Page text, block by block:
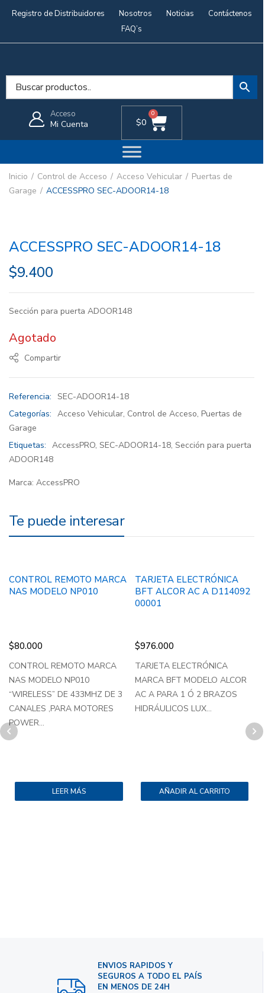
Registro de Distribuidores Nosotros Noticias
Contáctenos
FAQ’s
Acceso
Mi Cuenta $0
0
Inicio Control de Acceso Acceso Vehicular
Puertas de
Garage
ACCESSPRO SEC-ADOOR14-18
ACCESSPRO SEC-ADOOR14-18
$9.400
Sección para puerta ADOOR148
Agotado
Compartir
Referencia: SEC-ADOOR14-18
Categorías: Acceso Vehicular, Control de Acceso, Puertas de
Garage
Etiquetas: AccessPRO, SEC-ADOOR14-18, Sección para puerta
ADOOR148
Marca: AccessPRO
Te puede interesar
CONTROL REMOTO MARCA
NAS MODELO NP010
$80.000
CONTROL REMOTO MARCA
NAS MODELO NP010
“WIRELESS” DE 433MHZ DE 3
CANALES ,PARA MOTORES
POWER...
LEER MÁS
TARJETA ELECTRÓNICA
BFT ALCOR AC A D114092
00001
$976.000
TARJETA ELECTRÓNICA
MARCA BFT MODELO ALCOR
AC A PARA 1 Ó 2 BRAZOS
HIDRÁULICOS LUX...
AÑADIR AL CARRITO
ENVIOS RAPIDOS Y
SEGUROS A TODO EL PAÍS
EN MENOS DE 24H